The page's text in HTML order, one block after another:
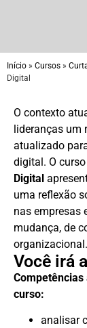
Início » Cursos »
Digital
O contexto
lideranças um
atualizado
digital. O curso
Digital
uma reflexão
nas empresas
mudança, de
organizacional.
Você irá
curso:
analisar